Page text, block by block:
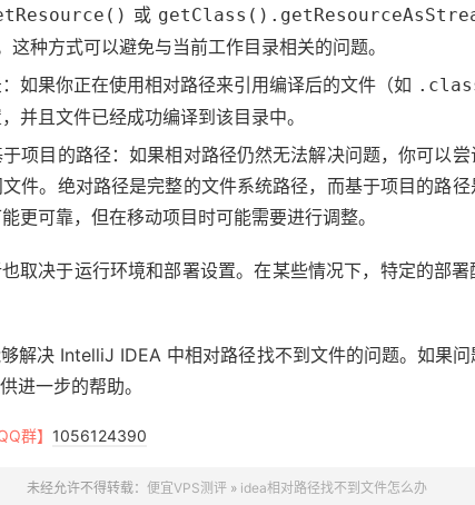
或
这种方式可以避免与当前工作目录相关的问题。
如果你正在使用相对路径来引用编译后的文件（如
并且文件已经成功编译到该目录中。
项目的路径：如果相对路径仍然无法解决问题，你可以
件。绝对路径是完整的文件系统路径，而基于项目的路
更可靠，但在移动项目时可能需要进行调整。
取决于运行环境和部署设置。在某些情况下，特定的部
解决 IntelliJ IDEA 中相对路径找不到文件的问题。如果
进一步的帮助。
群】 1056124390
未经允许不得转载： 便宜VPS测评 » idea相对路径找不到文件怎么办